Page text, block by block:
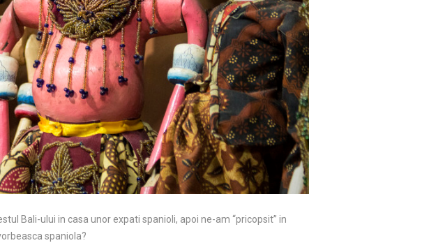
Bali-ului in casa unor expati spanioli, apoi ne-am “pricopsit” in
spaniola?